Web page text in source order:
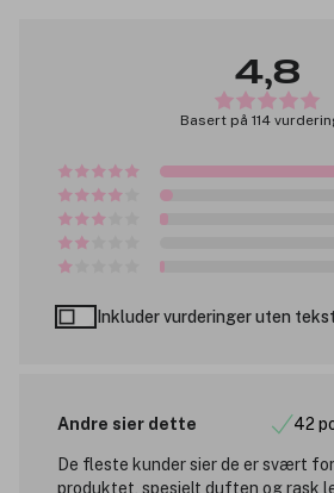
4,8
Basert på 114
Inkluder vurderinger uten tekst
Andre sier dette 42
De fleste kunder sier de er svært
produktet, spesielt duften og rask